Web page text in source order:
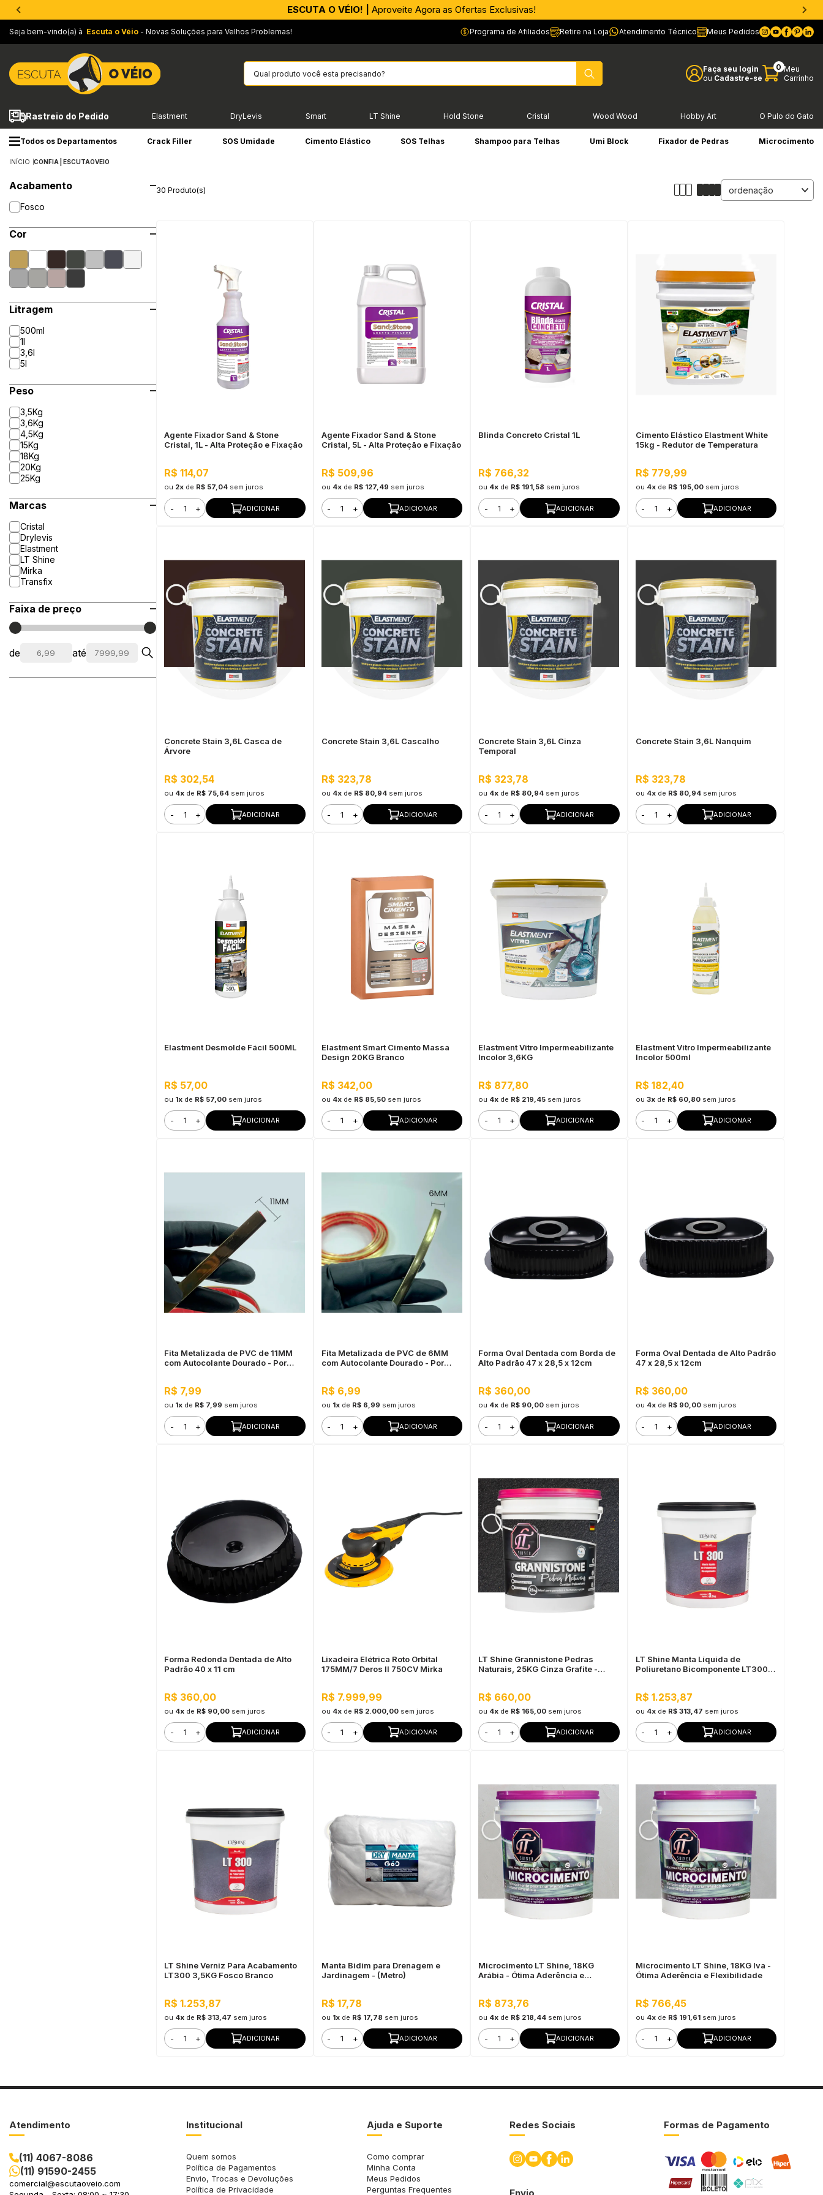
APROVEITE AGORA |PIX parcelado em até 4x sem Juros!*
Seja bem-vindo(a) à Escuta o Véio - Novas Soluções para Velhos Problemas! Programa de Afiliados Retire na Loja Atendimento Técnico Meus Pedidos
Faça seu login
ou Cadastre-se
0 Meu
Carrinho
Rastreio do Pedido Elastment DryLevis Smart LT Shine Hold Stone Cristal Wood Wood Hobby Art O Pulo do Gato
Todos os Departamentos Crack Filler SOS Umidade Cimento Elástico SOS Telhas Shampoo para Telhas Umi Block Fixador de Pedras Microcimento
INÍCIO CONFIA | ESCUTAOVEIO
Acabamento
Fosco
Cor
Litragem
500ml
1l
3,6l
5l
Peso
3,5Kg
3,6Kg
4,5Kg
15Kg
18Kg
20Kg
25Kg
Marcas
Cristal
Drylevis
Elastment
LT Shine
Mirka
Transfix
Faixa de preço
de até
30 Produto(s)
Agente Fixador Sand & Stone
Cristal, 1L - Alta Proteção e Fixação
R$ 114,07
ou 2x de R$ 57,04 sem juros
- + ADICIONAR
Agente Fixador Sand & Stone
Cristal, 5L - Alta Proteção e Fixação
R$ 509,96
ou 4xde R$ 127,49 sem juros
- + ADICIONAR
Blinda Concreto Cristal 1L
R$ 766,32
ou 4x de R$ 191,58 sem juros
- + ADICIONAR
Cimento Elástico Elastment White
15kg - Redutor de Temperatura
R$ 779,99
ou 4xde R$ 195,00 sem juros
- + ADICIONAR
Concrete Stain 3,6L Casca de
Árvore
R$ 302,54
ou 4x de R$ 75,64 sem juros
- + ADICIONAR
Concrete Stain 3,6L Cascalho
R$ 323,78
ou 4xde R$ 80,94 sem juros
- + ADICIONAR
Concrete Stain 3,6L Cinza
Temporal
R$ 323,78
ou 4x de R$ 80,94 sem juros
- + ADICIONAR
Concrete Stain 3,6L Nanquim
R$ 323,78
ou 4xde R$ 80,94 sem juros
- + ADICIONAR
Elastment Desmolde Fácil 500ML
R$ 57,00
ou 1x de R$ 57,00 sem juros
- + ADICIONAR
Elastment Smart Cimento Massa
Design 20KG Branco
R$ 342,00
ou 4xde R$ 85,50 sem juros
- + ADICIONAR
Elastment Vitro Impermeabilizante
Incolor 3,6KG
R$ 877,80
ou 4x de R$ 219,45 sem juros
- + ADICIONAR
Elastment Vitro Impermeabilizante
Incolor 500ml
R$ 182,40
ou 3xde R$ 60,80 sem juros
- + ADICIONAR
Fita Metalizada de PVC de 11MM
com Autocolante Dourado - Por
R$ 7,99
ou 1x de R$ 7,99 sem juros
- + ADICIONAR
Fita Metalizada de PVC de 6MM
com Autocolante Dourado - Por
R$ 6,99
ou 1xde R$ 6,99 sem juros
- + ADICIONAR
Forma Oval Dentada com Borda de
Alto Padrão 47 x 28,5 x 12cm
R$ 360,00
ou 4x de R$ 90,00 sem juros
- + ADICIONAR
Forma Oval Dentada de Alto Padrão
47 x 28,5 x 12cm
R$ 360,00
ou 4xde R$ 90,00 sem juros
- + ADICIONAR
Forma Redonda Dentada de Alto
Padrão 40 x 11 cm
R$ 360,00
ou 4x de R$ 90,00 sem juros
- + ADICIONAR
Lixadeira Elétrica Roto Orbital
175MM/7 Deros II 750CV Mirka
R$ 7.999,99
ou 4xde R$ 2.000,00 sem juros
- + ADICIONAR
LT Shine Grannistone Pedras
Naturais, 25KG Cinza Grafite -
R$ 660,00
ou 4x de R$ 165,00 sem juros
- + ADICIONAR
LT Shine Manta Líquida de
Poliuretano Bicomponente LT300
R$ 1.253,87
ou 4xde R$ 313,47 sem juros
- + ADICIONAR
LT Shine Verniz Para Acabamento
LT300 3,5KG Fosco Branco
R$ 1.253,87
ou 4x de R$ 313,47 sem juros
- + ADICIONAR
Manta Bidim para Drenagem e
Jardinagem - (Metro)
R$ 17,78
ou 1xde R$ 17,78 sem juros
- + ADICIONAR
Microcimento LT Shine, 18KG
Arábia - Ótima Aderência e
R$ 873,76
ou 4x de R$ 218,44 sem juros
- + ADICIONAR
Microcimento LT Shine, 18KG Iva -
Ótima Aderência e Flexibilidade
R$ 766,45
ou 4xde R$ 191,61 sem juros
- + ADICIONAR
Atendimento
(11) 4067-8086
(11) 91590-2455
comercial@escutaoveio.com
Institucional
Quem somos
Política de Pagamentos
Envio, Trocas e Devoluções
Política de Privacidade
Ajuda e Suporte
Como comprar
Minha Conta
Meus Pedidos
Perguntas Frequentes
Redes Sociais
Envio
Formas de Pagamento